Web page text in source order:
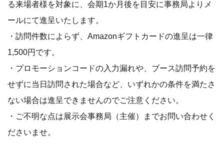
る来場者様を対象に、会期1か月後を目安に事務局よりメ
ールにて進呈いたします。
・訪問件数によらず、Amazonギフトカードの進呈は一律
1,500円です。
・プロモーションコードの入力漏れや、ブース訪問予約を
せずに当日訪問された場合など、いずれかの条件を満たさ
ない場合は進呈できませんのでご注意ください。
・ご不明な点は展示会事務局（主催）までお問い合わせく
ださいませ。